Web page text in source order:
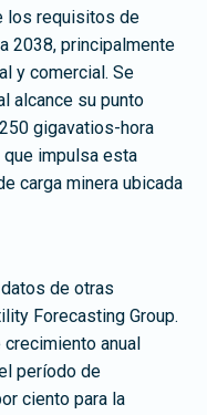
los requisitos de
2038, principalmente
y comercial. Se
alcance su punto
gigavatios-hora
impulsa esta
carga minera ubicada
de otras
Forecasting Group.
anual
período de
ciento para la